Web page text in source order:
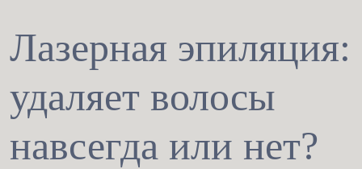
Лазерная эпиляция:
удаляет волосы
навсегда или нет?